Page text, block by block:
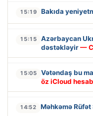
15:19 Bakıda
15:15
Azərbaycan
dəstəkləyir—
15:05 Vətəndaş bu
öz iCloud
14:52 Məhkəmə